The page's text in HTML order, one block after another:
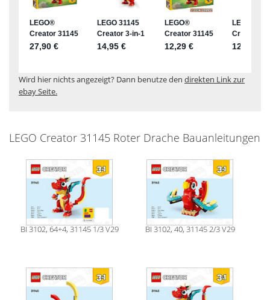
Wird hier nichts angezeigt? Dann benutze den direkten Link zur
ebay Seite.
LEGO Creator 31145 Roter Drache Bauanleitungen
BI 3102, 64+4, 31145 1/3 V29 BI 3102, 40, 31145 2/3 V29